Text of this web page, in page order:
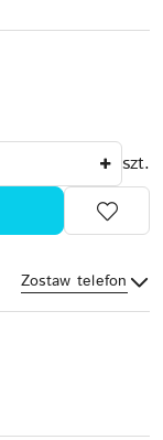
szt.
Zostaw telefon